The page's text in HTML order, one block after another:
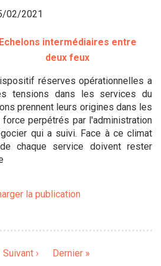
02/2021
Echelons intermédiaires entre
deux feux
réserves opérationnelles a
tensions dans les services du
prennent leurs origines dans les
perpétrés par l'administration
qui a suivi. Face à ce climat
chaque service doivent rester
la publication
Page
Suivant ›
Dernière
Dernier »